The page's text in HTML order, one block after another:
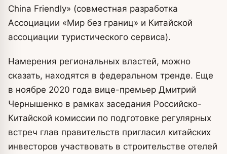
China Friendly» (совместная разработка
Ассоциации «Мир без границ» и Китайской
ассоциации туристического сервиса).
Намерения региональных властей, можно
сказать, находятся в федеральном тренде. Еще
в ноябре 2020 года вице-премьер Дмитрий
Чернышенко в рамках заседания Российско-
Китайской комиссии по подготовке регулярных
встреч глав правительств пригласил китайских
инвесторов участвовать в строительстве отелей